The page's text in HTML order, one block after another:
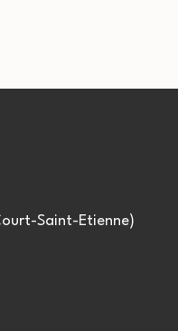
Saint-Etienne)